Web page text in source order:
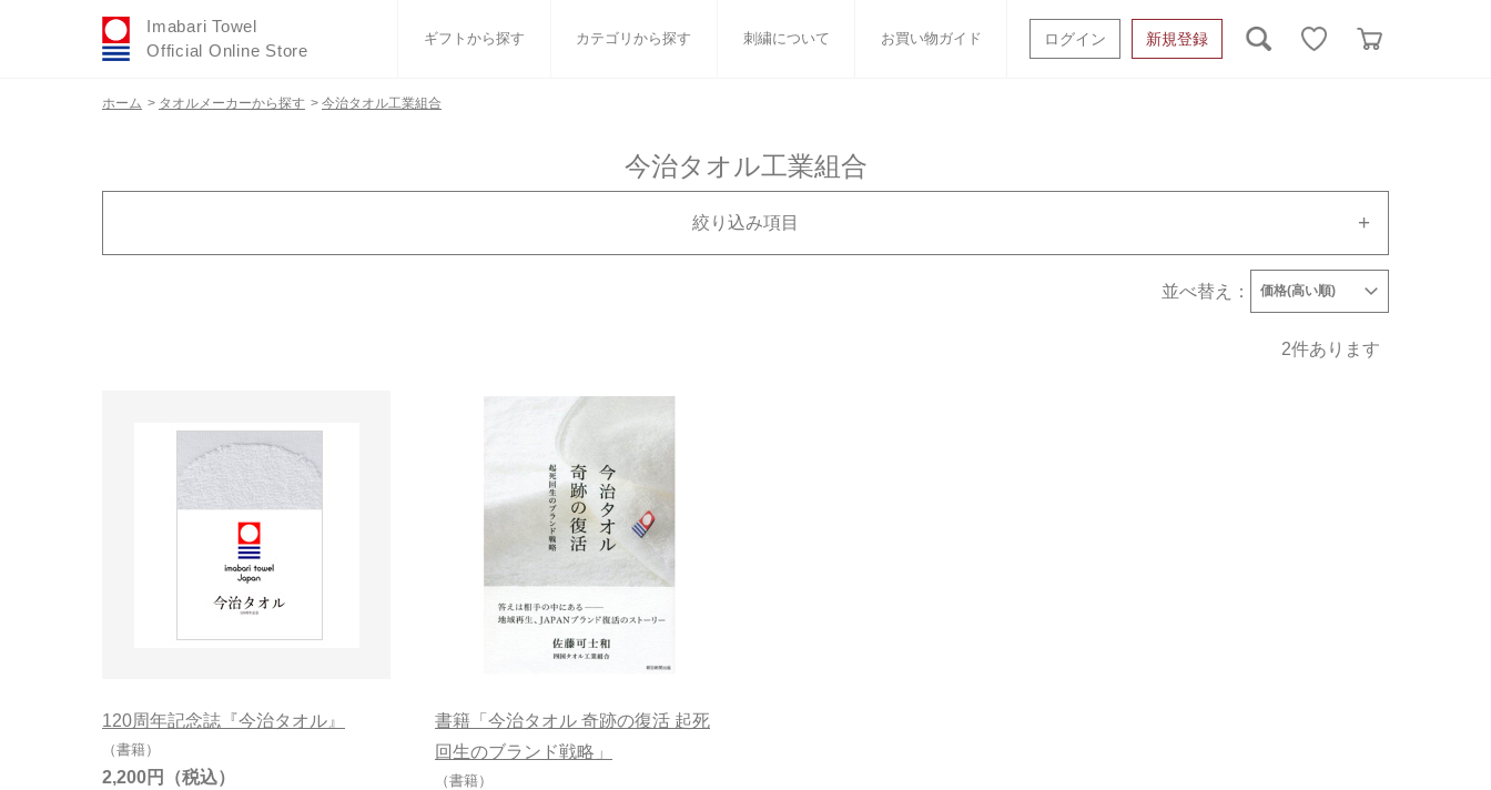
Imabari Towel
Official Online Store
ギフトから探す カテゴリから探す 刺繍について お買い物ガイド ログイン 新規登録
ウェディング 小さなお返し・お餞別 オーガニック
タオルハンカチ ベビーグッズ マフラー 衣類 タオルケット類
刺繍
ホーム > タオルメーカーから探す > 今治タオル工業組合
絞り込み項目
今治タオル工業組合
並べ替え： 価格(高い順)
2件あります
120周年記念誌『今治タオル』
（書籍）
2,200円
書籍「今治タオル 奇跡の復活 起死
回生のブランド戦略」
（書籍）